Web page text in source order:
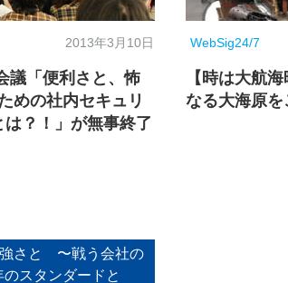
2013年3月10日
議「便利さと、怖
めの社内セキュリ
？！」が無事終了
WebSig24/7
【時は大航
なる大海原を
さと 〜戦う会社の
スタンダードと